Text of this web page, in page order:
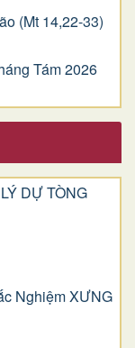
(Mt 14,22-33)
Tám 2026
DỰ TÒNG
Nghiệm XƯNG